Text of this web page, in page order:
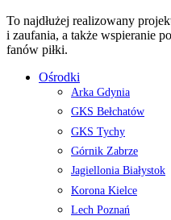
To najdłużej realizowany
i zaufania, a także wspieranie
fanów piłki.
Ośrodki
Arka Gdynia
GKS Bełchatów
GKS Tychy
Górnik Zabrze
Jagiellonia Białystok
Korona Kielce
Lech Poznań